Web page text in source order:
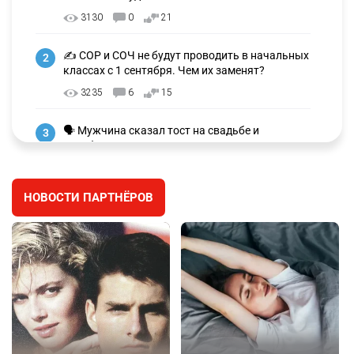
3130 0 21
2
✍️ СОР и СОЧ не будут проводить в начальных
классах с 1 сентября. Чем их заменят?
3235 6 15
3
🗣 Мужчина сказал тост на свадьбе и
заработал уголовное дело
🐏 Скота больше, а мясо дороже. Почему в
Казахстане продолжают расти цены на
баранину и конину
2626
5
⚠️ Доброе утро, друзья! Предлагаем обзор
главных новостей за 4 августа
2761 0 1
НОВОСТИ ПАРТНЁРОВ